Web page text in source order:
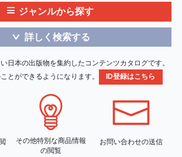
≡ ジャンルから探す
＞ 詳しく検索する
日本の出版物を集約したコンテンツカタログです。
とができるようになります。
ID登録はこちら
その他特別な商品情報
の閲覧
お問い合わせの送信